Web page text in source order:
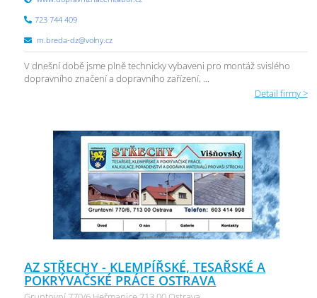
723 744 409
m.breda-dz@volny.cz
V dnešní době jsme plně technicky vybaveni pro montáž svislého
dopravního značení a dopravního zařízení, ...
Detail firmy >
AZ STŘECHY - KLEMPÍŘSKÉ, TESAŘSKÉ A
POKRÝVAČSKÉ PRÁCE OSTRAVA